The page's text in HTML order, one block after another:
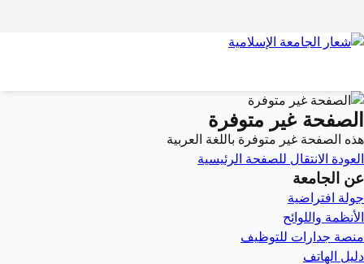
الصفحة غير متوفرة
هذه الصفحة غير متوفرة باللغة العربية
العودة الانتقال للصفحة الرئيسية
عن الجامعة
جولة افتراضية
الأنظمة واللوائح
منصة جدارات للتوظيف
دليل الهاتف